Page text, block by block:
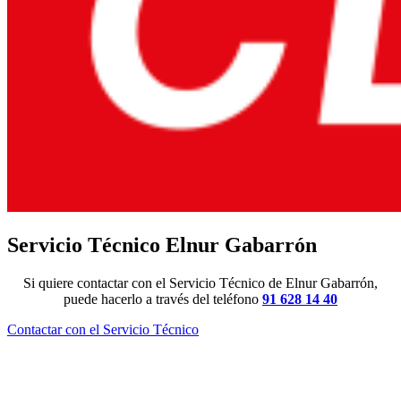
Servicio Técnico Elnur Gabarrón
Si quiere contactar con el Servicio Técnico de Elnur Gabarrón,
puede hacerlo a través del teléfono 91 628 14 40
Contactar con el Servicio Técnico